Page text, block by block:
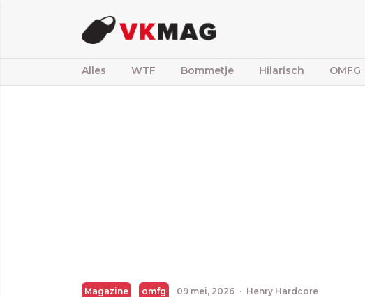
Alles WTF Bommetje Hilarisch OMFG
Magazine omfg 09 mei, 2026 · Henry Hardcore